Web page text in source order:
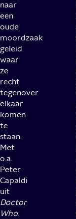
naar
een
oude
moordzaak
geleid
waar
ze
recht
tegenover
elkaar
komen
te
staan.
Met
o.a.
Peter
Capaldi
uit
Doctor
Who.